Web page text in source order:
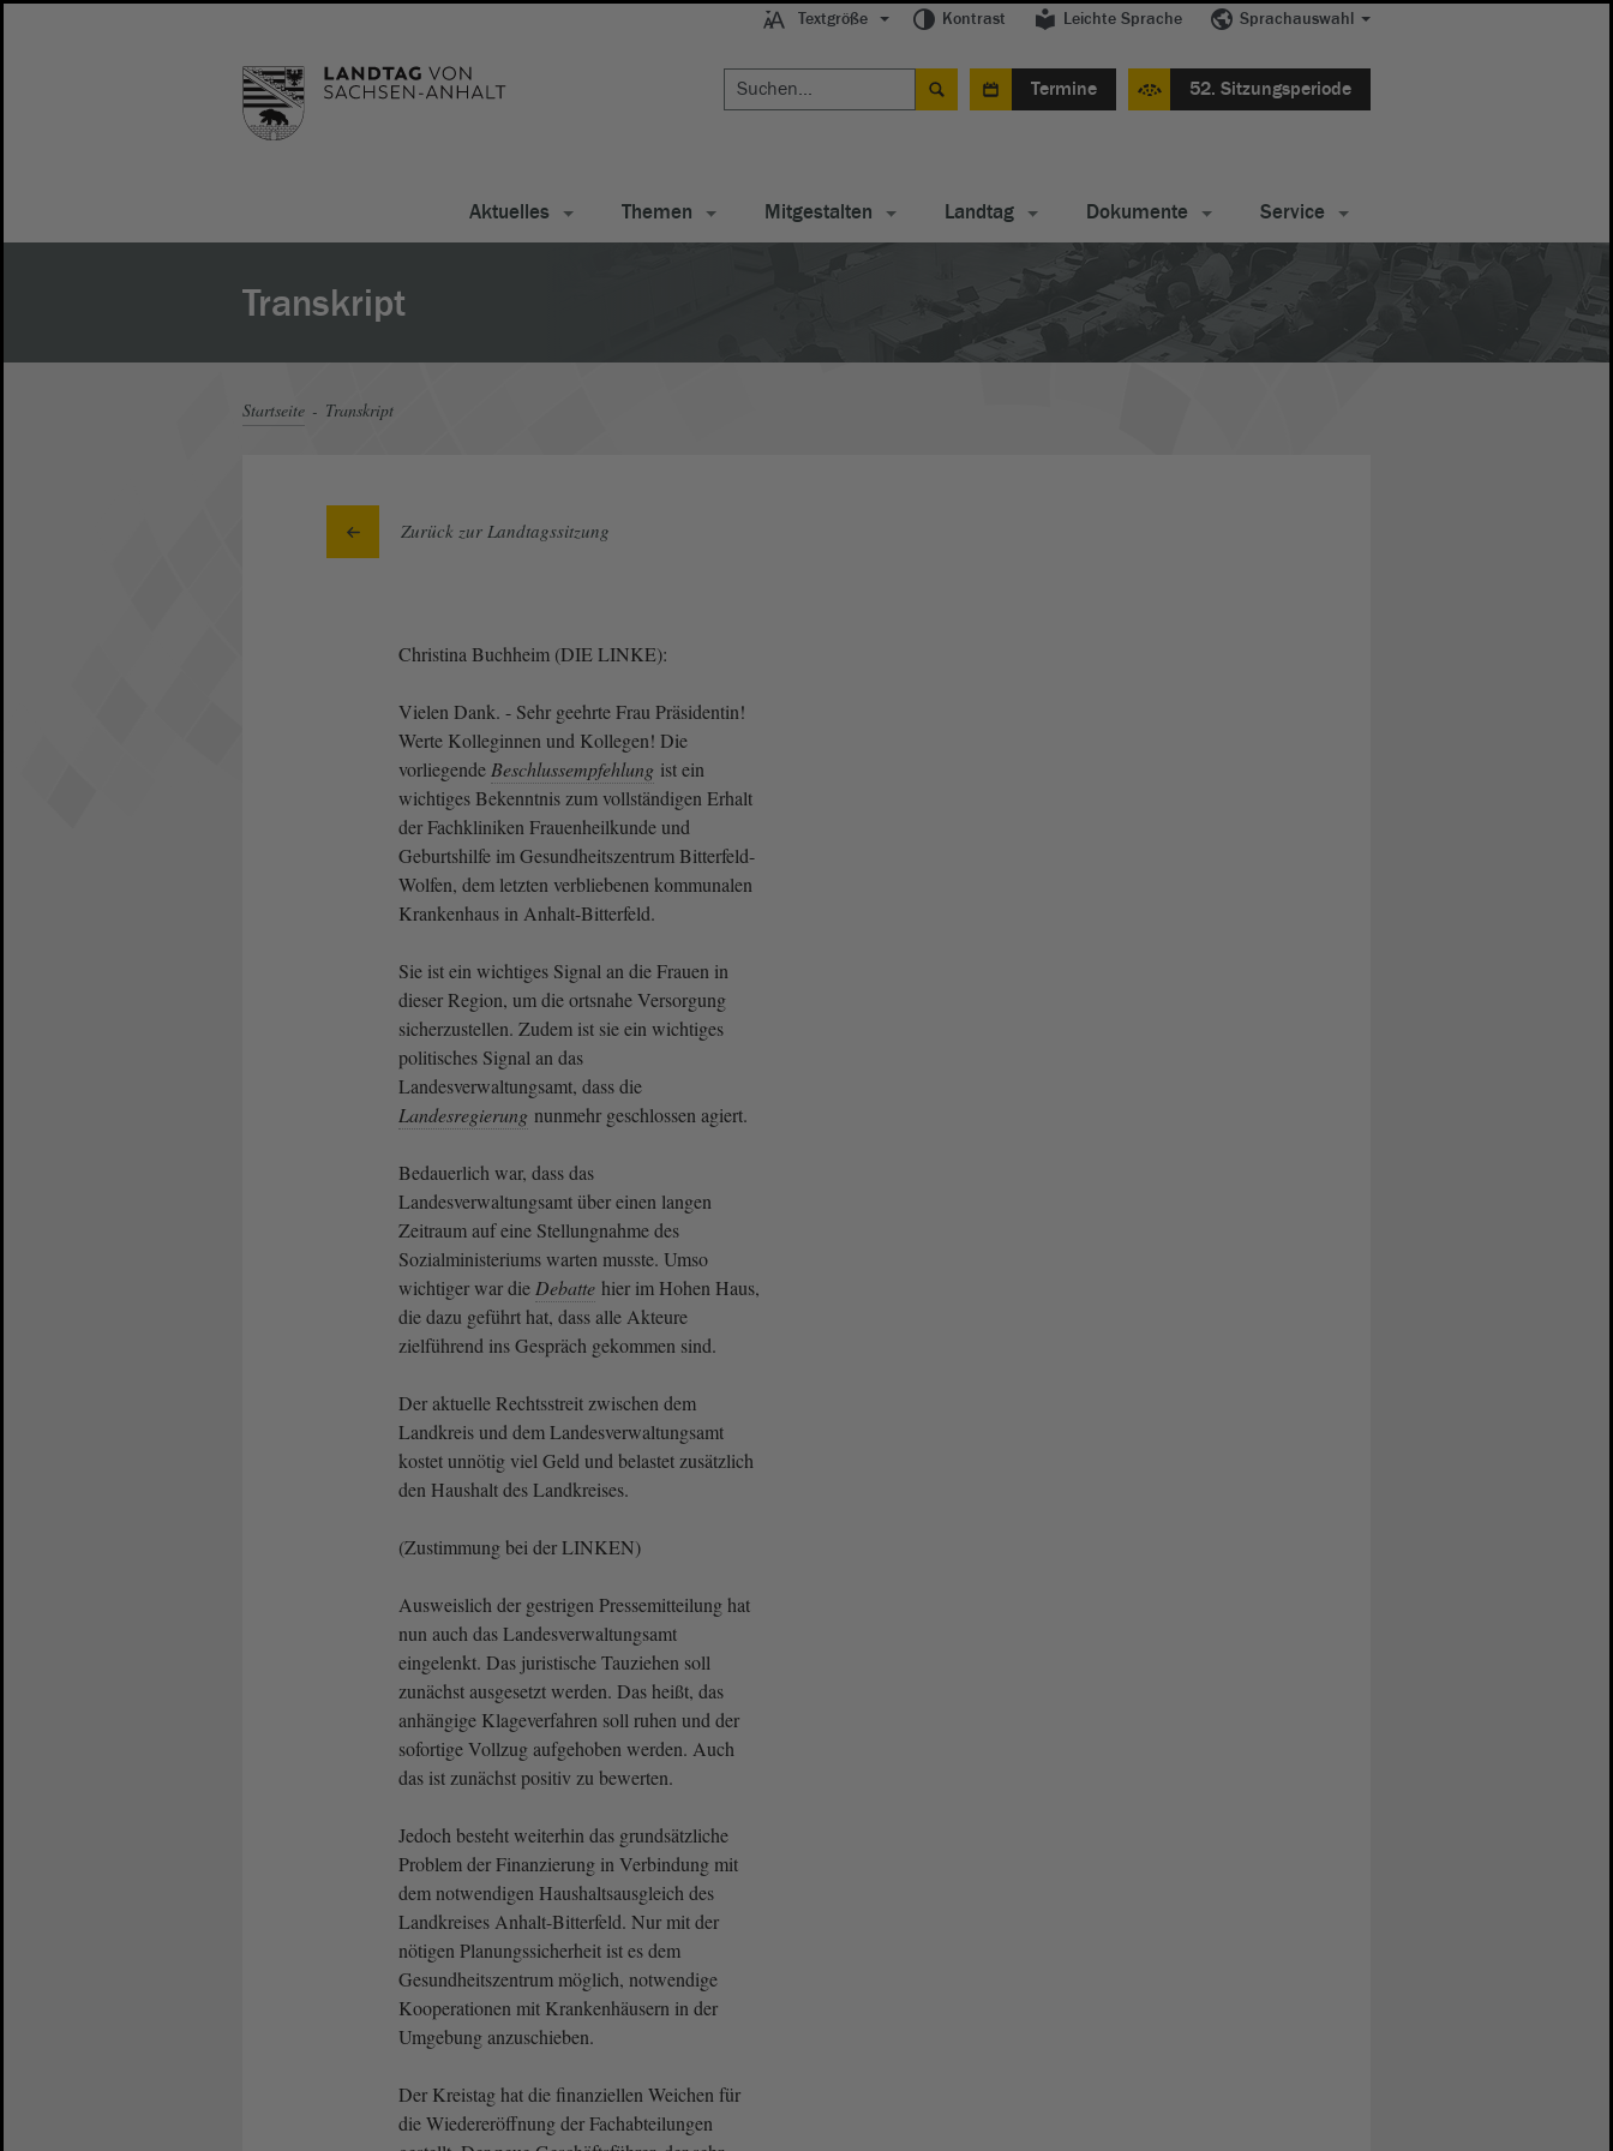
Textgröße Kontrast Leichte Sprache Sprachauswahl
Termine 52. Sitzungsperiode
Aktuelles Themen Mitgestalten Landtag Dokumente Service
Transkript
Startseite Transkript
Zurück zur Landtagssitzung
Christina Buchheim (DIE LINKE):
Vielen Dank. - Sehr geehrte Frau Präsidentin!
Werte Kolleginnen und Kollegen! Die
vorliegende Beschlussempfehlung ist ein
wichtiges Bekenntnis zum vollständigen Erhalt
der Fachkliniken Frauenheilkunde und
Geburtshilfe im Gesundheitszentrum Bitterfeld-
Wolfen, dem letzten verbliebenen kommunalen
Krankenhaus in Anhalt-Bitterfeld.
Sie ist ein wichtiges Signal an die Frauen in
dieser Region, um die ortsnahe Versorgung
sicherzustellen. Zudem ist sie ein wichtiges
politisches Signal an das
Landesverwaltungsamt, dass die
Landesregierung nunmehr geschlossen agiert.
Bedauerlich war, dass das
Landesverwaltungsamt über einen langen
Zeitraum auf eine Stellungnahme des
Sozialministeriums warten musste. Umso
wichtiger war die Debatte hier im Hohen Haus,
die dazu geführt hat, dass alle Akteure
zielführend ins Gespräch gekommen sind.
Der aktuelle Rechtsstreit zwischen dem
Landkreis und dem Landesverwaltungsamt
kostet unnötig viel Geld und belastet zusätzlich
den Haushalt des Landkreises.
(Zustimmung bei der LINKEN)
Ausweislich der gestrigen Pressemitteilung hat
nun auch das Landesverwaltungsamt
eingelenkt. Das juristische Tauziehen soll
zunächst ausgesetzt werden. Das heißt, das
anhängige Klageverfahren soll ruhen und der
sofortige Vollzug aufgehoben werden. Auch
das ist zunächst positiv zu bewerten.
Jedoch besteht weiterhin das grundsätzliche
Problem der Finanzierung in Verbindung mit
dem notwendigen Haushaltsausgleich des
Landkreises Anhalt-Bitterfeld. Nur mit der
nötigen Planungssicherheit ist es dem
Gesundheitszentrum möglich, notwendige
Kooperationen mit Krankenhäusern in der
Umgebung anzuschieben.
Der Kreistag hat die finanziellen Weichen für
die Wiedereröffnung der Fachabteilungen